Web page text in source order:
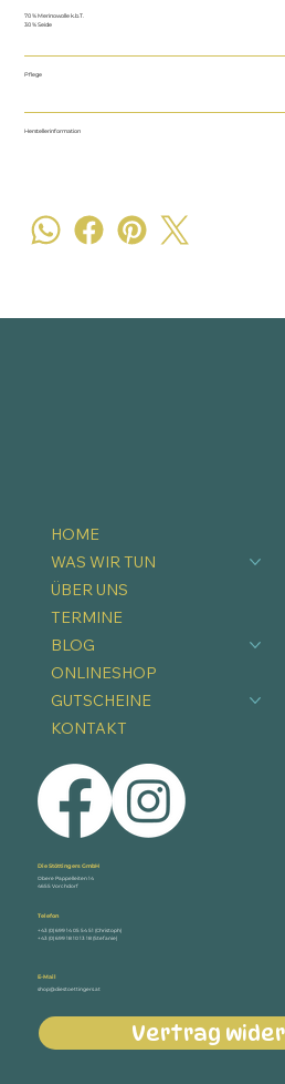
70 % Merinowolle k.b.T.
30 % Seide
Pflege
Herstellerinformation
HOME
WAS WIR TUN
ÜBER UNS
TERMINE
BLOG
ONLINESHOP
GUTSCHEINE
KONTAKT
Die Stöttingers GmbH
Obere Pappelleiten 14
4655 Vorchdorf
Telefon
+43 (0) 699 14 05 54 51 (Christoph)
+43 (0) 699 18 10 13 18 (Stefanie)
E-Mail
shop@diestoettingers.at
Vertrag